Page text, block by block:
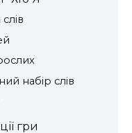
набір слів
гри